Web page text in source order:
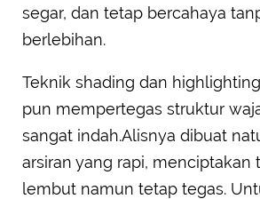
segar, dan tetap bercahaya
berlebihan.
Teknik shading dan
pun mempertegas struktur
sangat indah.Alisnya dibuat
arsiran yang rapi, menciptakan
lembut namun tetap tegas.